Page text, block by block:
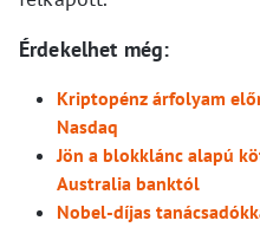
Érdekelhet még:
Kriptopénz árfolyam
Nasdaq
Jön a blokklánc alapú
Australia banktól
Nobel-díjas